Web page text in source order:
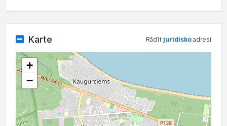
Karte Rādīt juridisko adresi
+
−